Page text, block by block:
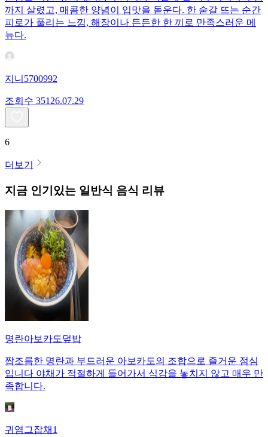
까지 살렸고, 매콤한 양념이 입맛을 돋운다. 한 숟갈 뜨는 순간
피로가 풀리는 느낌, 해장이나 든든한 한 끼로 만족스러운 메
뉴다.
지니5700992
조회수 351 26.07.29
6
더보기
지금 인기있는 일반식 음식 리뷰
명란아보카도덮밥
짭조름한 명란과 부드러운 아보카도의 조합으로 즐거운 점심
입니다 야채가 적절하게 들어가서 식감을 놓치지 않고 매우 만
족합니다.
귀염그잡채1